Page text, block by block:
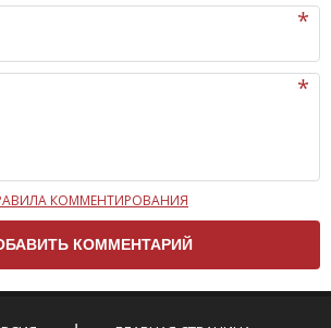
был опубликован на сайте,
следующих правил:
не может быть слишком
односложных и чисто
КОММЕНТИРОВАНИЯ